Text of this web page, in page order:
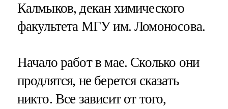
Калмыков, декан химического
факультета МГУ им. Ломоносова.
Начало работ в мае. Сколько они
продлятся, не берется сказать
никто. Все зависит от того,